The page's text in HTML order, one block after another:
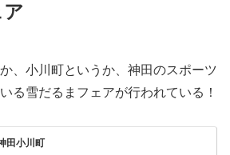
、小川町というか、神田のスポーツ
る雪だるまフェアが行われている！
田小川町